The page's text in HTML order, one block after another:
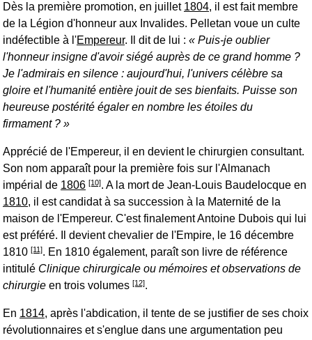
Dès la première promotion, en juillet 1804, il est fait membre
de la Légion d'honneur aux Invalides. Pelletan voue un culte
indéfectible à l'Empereur. Il dit de lui :
Puis-je oublier
l'honneur insigne d'avoir siégé auprès de ce grand homme ?
Je l'admirais en silence : aujourd'hui, l'univers célèbre sa
gloire et l'humanité entière jouit de ses bienfaits. Puisse son
heureuse postérité égaler en nombre les étoiles du
firmament ?
Apprécié de l'Empereur, il en devient le chirurgien consultant.
Son nom apparaît pour la première fois sur l'Almanach
impérial de 1806 [10]. A la mort de Jean-Louis Baudelocque en
1810, il est candidat à sa succession à la Maternité de la
maison de l'Empereur. C'est finalement Antoine Dubois qui lui
est préféré. Il devient chevalier de l'Empire, le 16 décembre
1810 [11]. En 1810 également, paraît son livre de référence
intitulé Clinique chirurgicale ou mémoires et observations de
chirurgie en trois volumes [12].
En 1814, après l'abdication, il tente de se justifier de ses choix
révolutionnaires et s'englue dans une argumentation peu